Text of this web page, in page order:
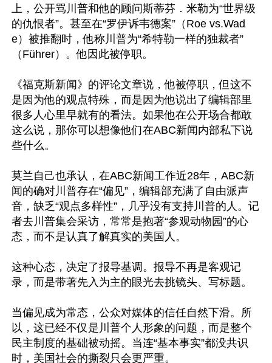
上，公开骂川普和他的顾问斯蒂芬．米勒为“世界级
的仇恨者”。甚至在“罗伊诉韦德案”（Roe vs.Wad
e）被推翻时，他称川普为“希特勒一样的独裁者”
（Führer）。他因此被停职。
《福克斯新闻》的评论文章说，他被停职，但这不
是因为他的观点特殊，而是因为他说出了编辑部里
很多人心里早就有的看法。如果他在公开场合都敢
这么说，那你可以想像他们在ABC新闻内部私下说
些什么。
莫兰自己也承认，在ABC新闻工作近28年，ABC新
闻的确对川普存在“偏见”，编辑部充满了自由派声
音，缺乏“观点多样性”，几乎没有支持川普的人。记
者去川普集会采访，常常是抱著“参观动物园”的心
态，而不是认真了解真实的美国人。
这种心态，决定了报导基调。报导不再是客观记
录，而是带著先入为主的眼光去挑镜头、写标题。
当偏见成为常态，公众对媒体的信任自然下滑。所
以，这已经不仅是川普个人形象的问题，而是整个
民主制度的基础被动摇。当连“基本事实”都没共识
时，美国社会的撕裂只会更严重。